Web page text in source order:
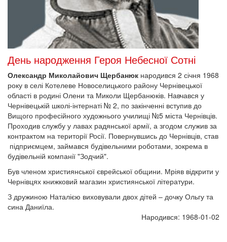
День народження Героя Небесної Сотні
Олександр Миколайович Щербанюк народився 2 січня 1968
року в селі Котелеве Новоселицького району Чернівецької
області в родині Олени та Миколи Щербанюків. Навчався у
Чернівецькій школі-інтернаті № 2, по закінченні вступив до
Вищого професійного художнього училищі №5 міста Чернівців.
Проходив службу у лавах радянської армії, а згодом служив за
контрактом на території Росії. Повернувшись до Чернівців, став
підприємцем, займався будівельними роботами, зокрема в
будівельній компанії "Зодчий".
Був членом християнської єврейської общини. Мріяв відкрити у
Чернівцях книжковий магазин християнської літератури.
З дружиною Наталією виховували двох дітей – дочку Ольгу та
сина Даниїла.
Народився: 1968-01-02